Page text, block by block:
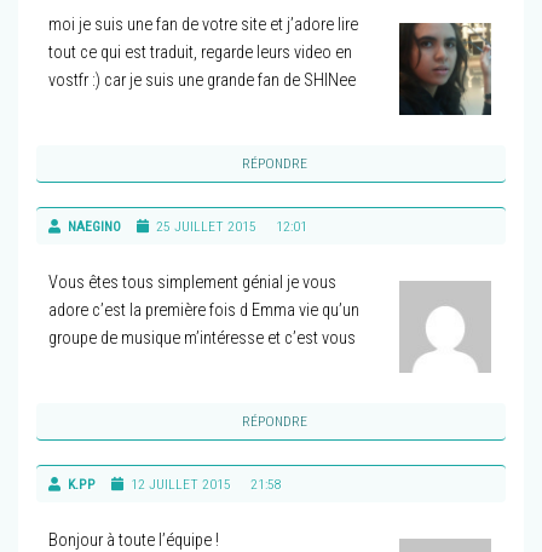
moi je suis une fan de votre site et j’adore lire
tout ce qui est traduit, regarde leurs video en
vostfr :) car je suis une grande fan de SHINee
RÉPONDRE
NAEGINO 25 JUILLET 2015 12:01
Vous êtes tous simplement génial je vous
adore c’est la première fois d Emma vie qu’un
groupe de musique m’intéresse et c’est vous
RÉPONDRE
K.PP 12 JUILLET 2015 21:58
Bonjour à toute l’équipe !